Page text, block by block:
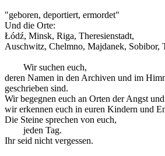
"geboren, deportiert, ermordet"
Und die Orte:
Łódź, Minsk, Riga, Theresienstadt,
Auschwitz, Chelmno, Majdanek, Sobibor,
Wir suchen euch,
deren Namen in den Archiven und im
geschrieben sind.
Wir begegnen euch an Orten der Angst
wir erkennen euch in euren Kindern und
Die Steine sprechen von euch,
jeden Tag.
Ihr seid nicht vergessen.